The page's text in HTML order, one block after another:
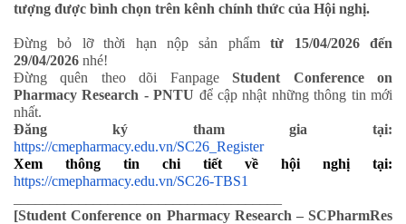
tượng được bình chọn trên kênh chính thức của Hội nghị.
Đừng bỏ lỡ thời hạn nộp sản phẩmtừ 15/04/2026 đến
29/04/2026 nhé!
Đừng quên theo dõi FanpageStudent Conference on
Pharmacy Research - PNTU để cập nhật những thông tin mới
nhất.
Đăng ký tham gia tại:
https://cmepharmacy.edu.vn/SC26_Register
Xem thông tin chi tiết về hội nghị tại:
https://cmepharmacy.edu.vn/SC26-TBS1
[StudentConference on Pharmacy Research –SCPharmRes